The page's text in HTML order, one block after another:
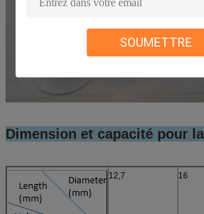
SOUMETTRE
Dimension et capacité pour
12,7 16